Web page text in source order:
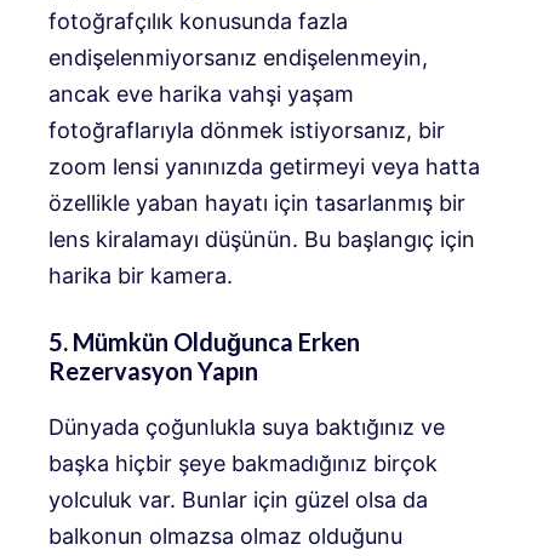
fotoğrafçılık konusunda fazla
endişelenmiyorsanız endişelenmeyin,
ancak eve harika vahşi yaşam
fotoğraflarıyla dönmek istiyorsanız, bir
zoom lensi yanınızda getirmeyi veya hatta
özellikle yaban hayatı için tasarlanmış bir
lens kiralamayı düşünün. Bu başlangıç ​​için
harika bir kamera.
5. Mümkün Olduğunca Erken
Rezervasyon Yapın
Dünyada çoğunlukla suya baktığınız ve
başka hiçbir şeye bakmadığınız birçok
yolculuk var. Bunlar için güzel olsa da
balkonun olmazsa olmaz olduğunu